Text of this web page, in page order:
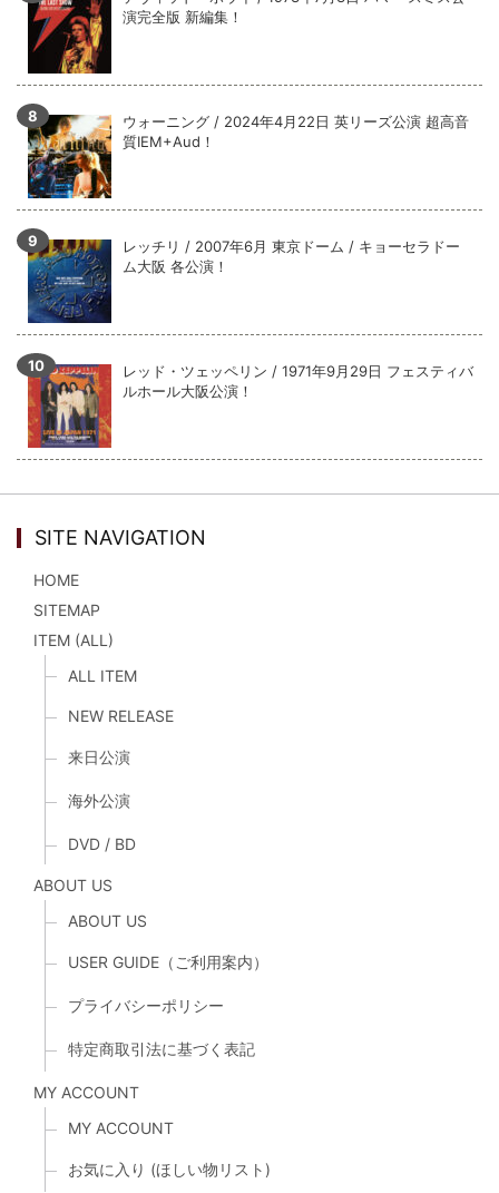
演完全版 新編集！
ウォーニング / 2024年4月22日 英リーズ公演 超高音
質IEM+Aud！
レッチリ / 2007年6月 東京ドーム / キョーセラドー
ム大阪 各公演！
レッド・ツェッペリン / 1971年9月29日 フェスティバ
ルホール大阪公演！
SITE NAVIGATION
HOME
SITEMAP
ITEM (ALL)
ALL ITEM
NEW RELEASE
来日公演
海外公演
DVD / BD
ABOUT US
ABOUT US
USER GUIDE（ご利用案内）
プライバシーポリシー
特定商取引法に基づく表記
MY ACCOUNT
MY ACCOUNT
お気に入り (ほしい物リスト)